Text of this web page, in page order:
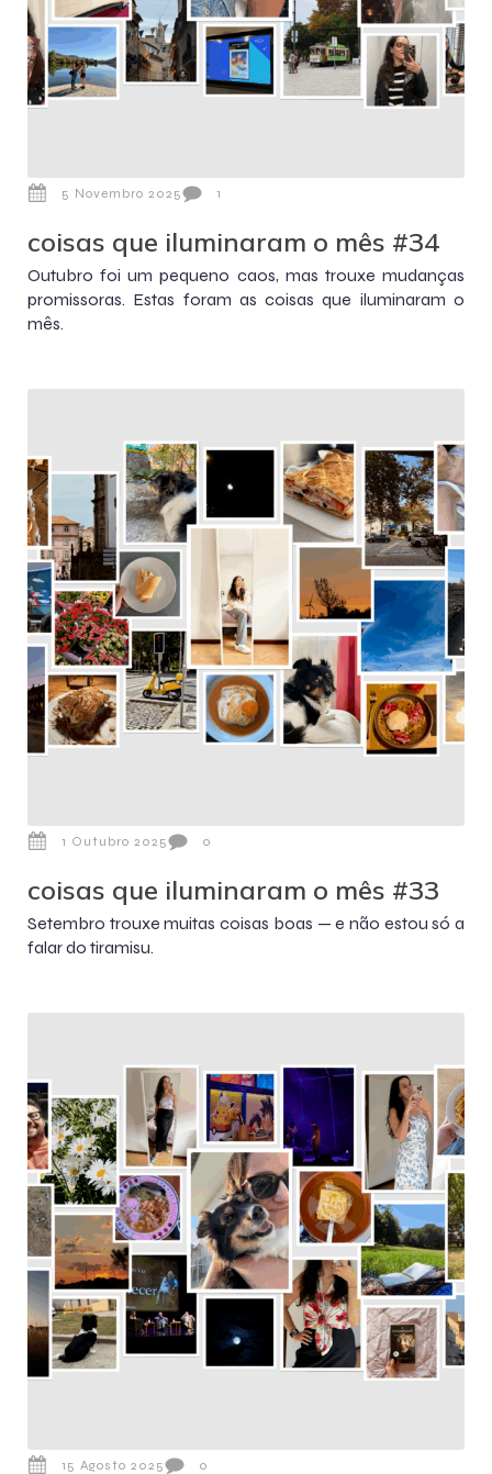
5 Novembro 2025 1
coisas que iluminaram o mês #34
Outubro foi um pequeno caos, mas trouxe mudanças
promissoras. Estas foram as coisas que iluminaram o
mês.
1 Outubro 2025 0
coisas que iluminaram o mês #33
Setembro trouxe muitas coisas boas — e não estou só a
falar do tiramisu.
15 Agosto 2025 0